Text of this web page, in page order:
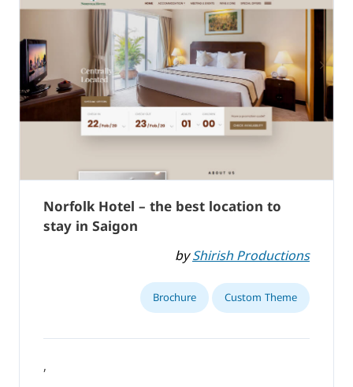
Norfolk Hotel – the best location to
stay in Saigon
byShirish Productions
Custom Theme
Brochure
,